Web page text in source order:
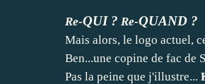
Re-QUI ? Re-QUAND ?
Mais alors, le logo actuel,
Ben...une copine de fac de
Pas la peine que j'illustre...